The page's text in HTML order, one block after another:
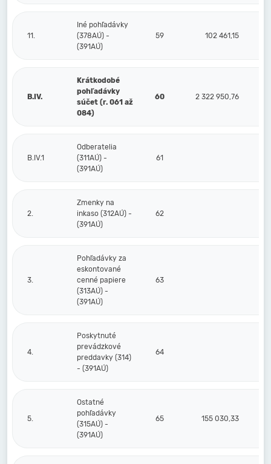
11.
Iné pohľadávky
(378AÚ) -
(391AÚ)
59 102 461,15
B.IV.
Krátkodobé
pohľadávky
súčet (r. 061 až
084)
60 2 322 950,76
B.IV.1
Odberatelia
(311AÚ) -
(391AÚ)
61
2.
Zmenky na
inkaso (312AÚ) -
(391AÚ)
62
3.
Pohľadávky za
eskontované
cenné papiere
(313AÚ) -
(391AÚ)
63
4.
Poskytnuté
prevádzkové
preddavky (314)
- (391AÚ)
64
5.
Ostatné
pohľadávky
(315AÚ) -
(391AÚ)
65 155 030,33